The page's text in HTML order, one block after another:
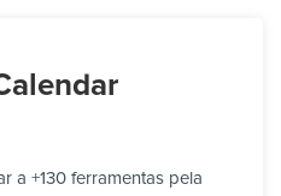
a +130 ferramentas pela